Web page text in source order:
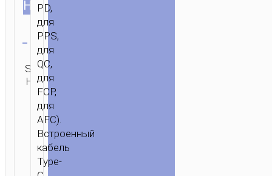
НАБОР
SKU:
Н/Д
Автомобильные
PD,
для
PPS,
для
QC,
для
FCP,
для
AFC).
Встроенный
кабель
Type-